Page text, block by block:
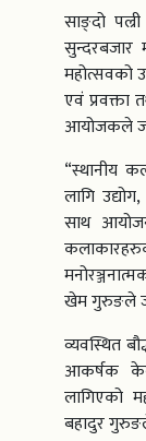
साङ्दो
महोत्सवको
एवं प्रवक्ता
आयोजकले
“स्थानीय
लागि
साथ
खेम गुरुङले
व्यवस्थित
आकर्षक
लागिएको
बहादुर